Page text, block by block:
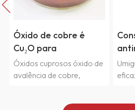
Conservante
antimicrobiano de
grau industrial
Umiguard MB5050
Umiguard MB5050 é
eficaz em emulsões de